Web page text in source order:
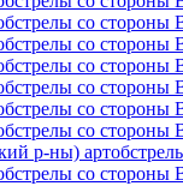
со
со
со
со
со
со
р-ны)
со